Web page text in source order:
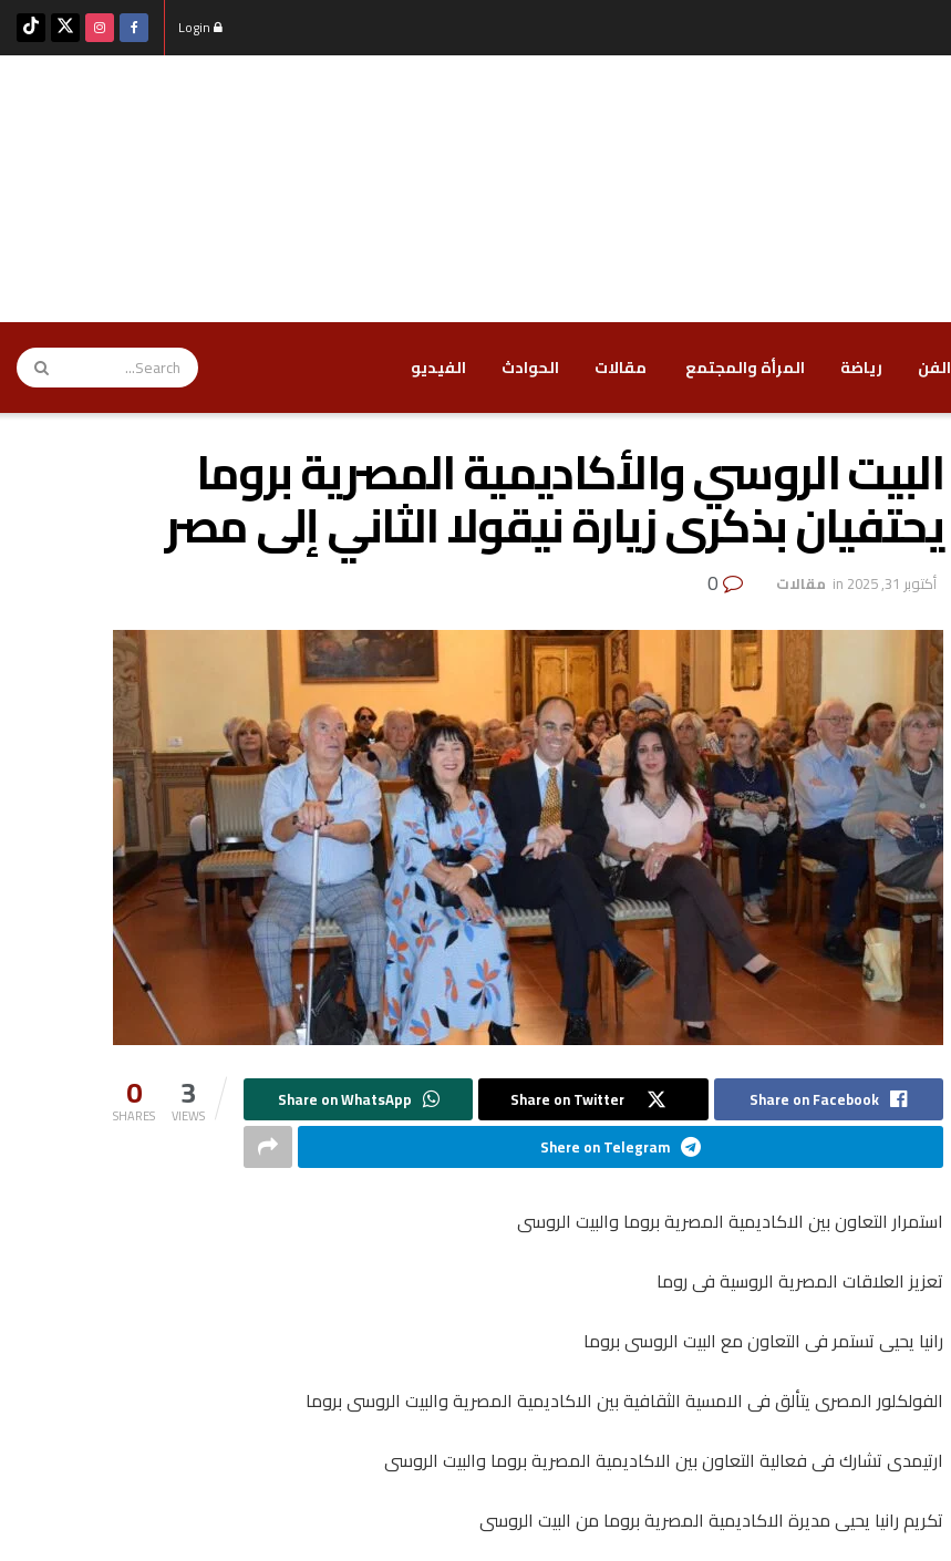
الفن رياضة ‏المرأة والمجتمع ‏ مقالات ‏الحوادث ‏الفيديو
البيت الروسي والأكاديمية المصرية بروما
يحتفيان بذكرى زيارة نيقولا الثاني إلى مصر
أكتوبر 31, 2025 in ‏ مقالات
0
SHARES 3
VIEWS
Share on Facebook
Share on Twitter
Shere on Telegram
استمرار التعاون بين الاكاديمية المصرية بروما والبيت الروسى
تعزيز العلاقات المصرية الروسية فى روما
رانيا يحيى تستمر فى التعاون مع البيت الروسى بروما
الفولكلور المصرى يتألق فى الامسية الثقافية بين الاكاديمية المصرية والبيت الروسى بروما
ارتيمدى تشارك فى فعالية التعاون بين الاكاديمية المصرية بروما والبيت الروسى
تكريم رانيا يحيى مديرة الاكاديمية المصرية بروما من البيت الروسى